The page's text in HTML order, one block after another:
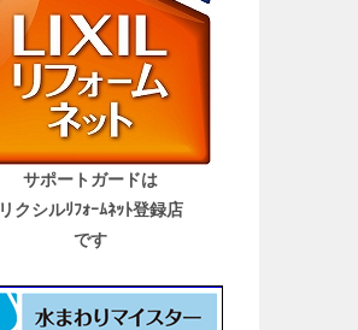
サポートガードは
リクシルﾘﾌｫｰﾑﾈｯﾄ登録店
です